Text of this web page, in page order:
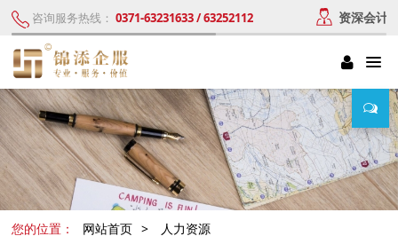
咨询服务热线： 0371-63231633 / 63252112 资深会计
您的位置： 网站首页 > 人力资源